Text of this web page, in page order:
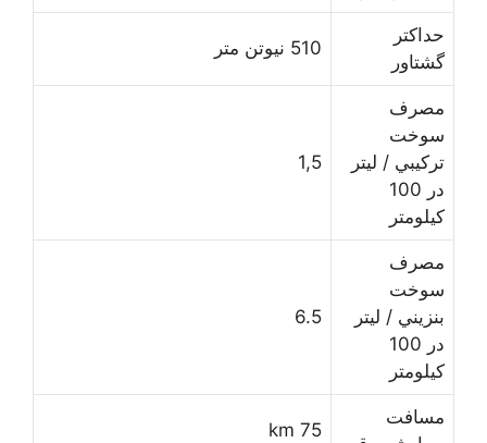
ﺣﺪﺍﻛﺘﺮ
ﮔﺸﺘﺎﻭﺭ
510 نیوتن متر
ﻣﺼﺮﻑ
ﺳﻮﺧﺖ
ﺗﺮﻛﻴﺒﻲ / لیتر
در 100
کیلومتر
1,5
ﻣﺼﺮﻑ
ﺳﻮﺧﺖ
ﺑﻨﺰﻳﻨﻲ / لیتر
در 100
کیلومتر
6.5
ﻣﺴﺎﻓﺖ
75 km